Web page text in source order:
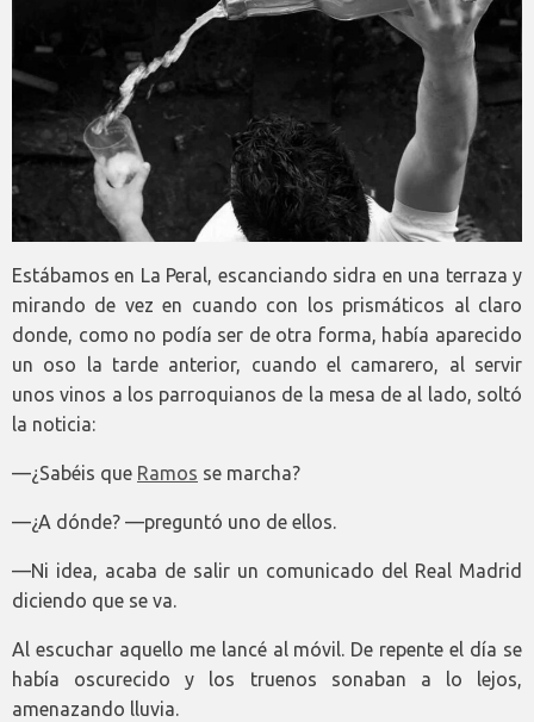
Estábamos en La Peral, escanciando sidra en una terraza y
mirando de vez en cuando con los prismáticos al claro
donde, como no podía ser de otra forma, había aparecido
un oso la tarde anterior, cuando el camarero, al servir
unos vinos a los parroquianos de la mesa de al lado, soltó
la noticia:
—¿Sabéis que Ramos se marcha?
—¿A dónde? —preguntó uno de ellos.
—Ni idea, acaba de salir un comunicado del Real Madrid
diciendo que se va.
Al escuchar aquello me lancé al móvil. De repente el día se
había oscurecido y los truenos sonaban a lo lejos,
amenazando lluvia.